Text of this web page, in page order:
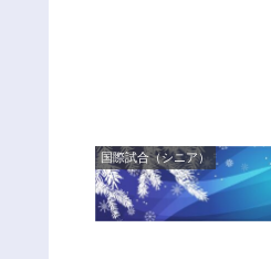
国際試合（シニア）